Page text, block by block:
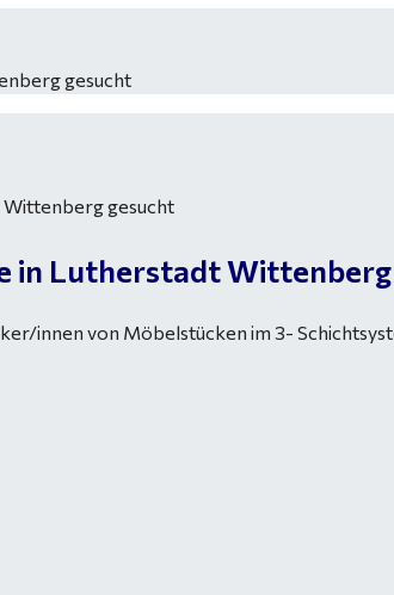
gesucht
Lutherstadt
innen von Möbelstücken im 3-